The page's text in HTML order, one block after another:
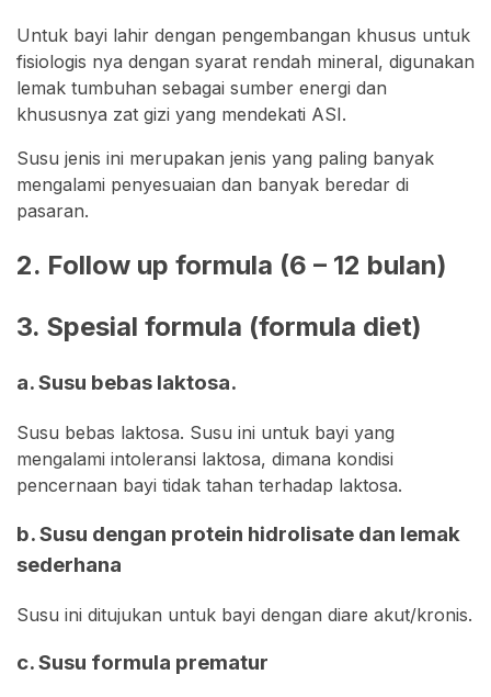
Untuk bayi lahir dengan pengembangan khusus untuk
fisiologis nya dengan syarat rendah mineral, digunakan
lemak tumbuhan sebagai sumber energi dan
khususnya zat gizi yang mendekati ASI.
Susu jenis ini merupakan jenis yang paling banyak
mengalami penyesuaian dan banyak beredar di
pasaran.
2. Follow up formula (6 – 12 bulan)
3. Spesial formula (formula diet)
a. Susu bebas laktosa.
Susu bebas laktosa. Susu ini untuk bayi yang
mengalami intoleransi laktosa, dimana kondisi
pencernaan bayi tidak tahan terhadap laktosa.
b. Susu dengan protein hidrolisate dan lemak
sederhana
Susu ini ditujukan untuk bayi dengan diare akut/kronis.
c. Susu formula prematur